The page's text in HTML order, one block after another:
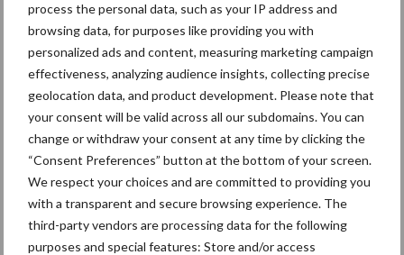
process the personal data, such as your IP address and
browsing data, for purposes like providing you with
personalized ads and content, measuring marketing campaign
effectiveness, analyzing audience insights, collecting precise
geolocation data, and product development. Please note that
your consent will be valid across all our subdomains. You can
change or withdraw your consent at any time by clicking the
“Consent Preferences” button at the bottom of your screen.
We respect your choices and are committed to providing you
with a transparent and secure browsing experience. The
third-party vendors are processing data for the following
purposes and special features: Store and/or access
Drie Franse bedrijven over
de grens van 14.000
kilogram melk
Provincie Antwerpen breidt
onttrekkingsverbod uit:
geen water meer
oppompen uit onbevaarbare
waterlopen